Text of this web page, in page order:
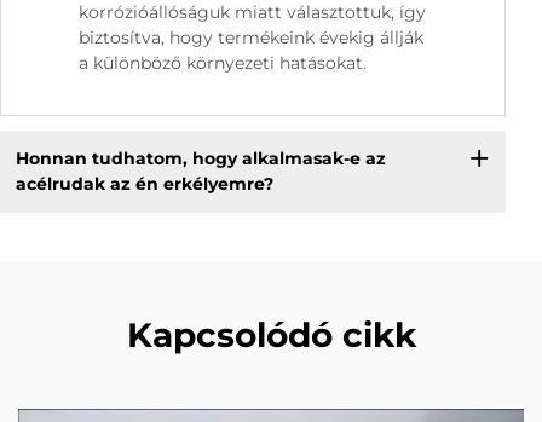
korrózióállóságuk miatt választottuk, így
biztosítva, hogy termékeink évekig állják
a különböző környezeti hatásokat.
Honnan tudhatom, hogy alkalmasak-e az
acélrudak az én erkélyemre?
Kapcsolódó cikk